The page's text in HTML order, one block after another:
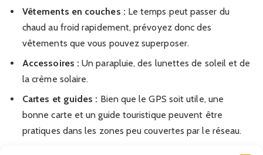
Vêtements en couches : Le temps peut passer du
chaud au froid rapidement, prévoyez donc des
vêtements que vous pouvez superposer.
Accessoires : Un parapluie, des lunettes de soleil et de
la crème solaire.
Cartes et guides : Bien que le GPS soit utile, une
bonne carte et un guide touristique peuvent être
pratiques dans les zones peu couvertes par le réseau.